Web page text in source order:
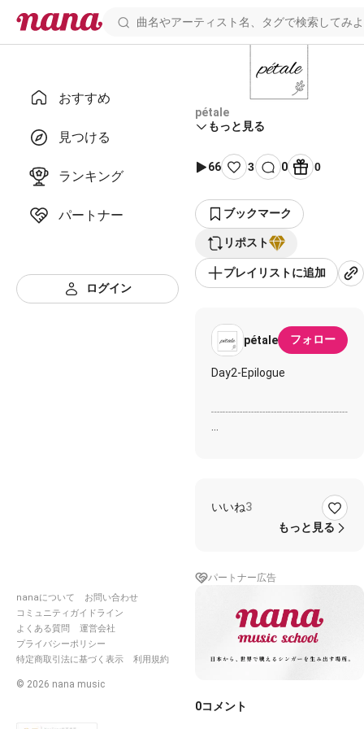
おすすめ
見つける
ランキング
パートナー
ログイン
nanaについて
お問い合わせ
コミュニティガイドライン
よくある質問
運営会社
プライバシーポリシー
特定商取引法に基づく表示
利用規約
© 2026 nana music
pétale
もっと見る
66 3 0 0
ブックマーク
リポスト
プレイリストに追加
pétale フォロー
Day2-Epilogue
これをもちまして本日の配
信を終了とさせて頂きま
り、
能です。
よろしければご活用くださ
Day1-1https://nana-
music.com/playlists/
いいね3
もっと見る
パートナー広告
0コメント